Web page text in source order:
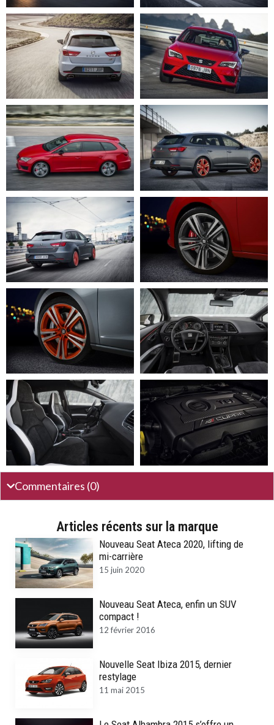
Commentaires (0)
Articles récents sur la marque
Nouveau Seat Ateca 2020, lifting de
mi-carrière
15 juin 2020
Nouveau Seat Ateca, enfin un SUV
compact !
12 février 2016
Nouvelle Seat Ibiza 2015, dernier
restylage
11 mai 2015